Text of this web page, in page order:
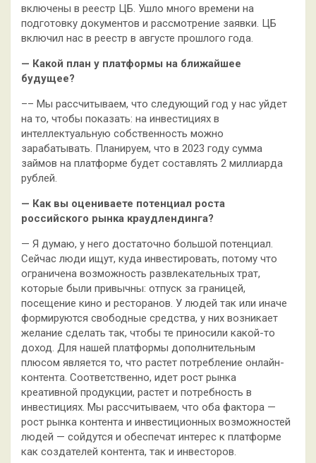
включены в реестр ЦБ. Ушло много времени на
подготовку документов и рассмотрение заявки. ЦБ
включил нас в реестр в августе прошлого года.
— Какой план у платформы на ближайшее
будущее?
–– Мы рассчитываем, что следующий год у нас уйдет
на то, чтобы показать: на инвестициях в
интеллектуальную собственность можно
зарабатывать. Планируем, что в 2023 году сумма
займов на платформе будет составлять 2 миллиарда
рублей.
— Как вы оцениваете потенциал роста
российского рынка краудлендинга?
— Я думаю, у него достаточно большой потенциал.
Сейчас люди ищут, куда инвестировать, потому что
ограничена возможность развлекательных трат,
которые были привычны: отпуск за границей,
посещение кино и ресторанов. У людей так или иначе
формируются свободные средства, у них возникает
желание сделать так, чтобы те приносили какой-то
доход. Для нашей платформы дополнительным
плюсом является то, что растет потребление онлайн-
контента. Соответственно, идет рост рынка
креативной продукции, растет и потребность в
инвестициях. Мы рассчитываем, что оба фактора —
рост рынка контента и инвестиционных возможностей
людей — сойдутся и обеспечат интерес к платформе
как создателей контента, так и инвесторов.